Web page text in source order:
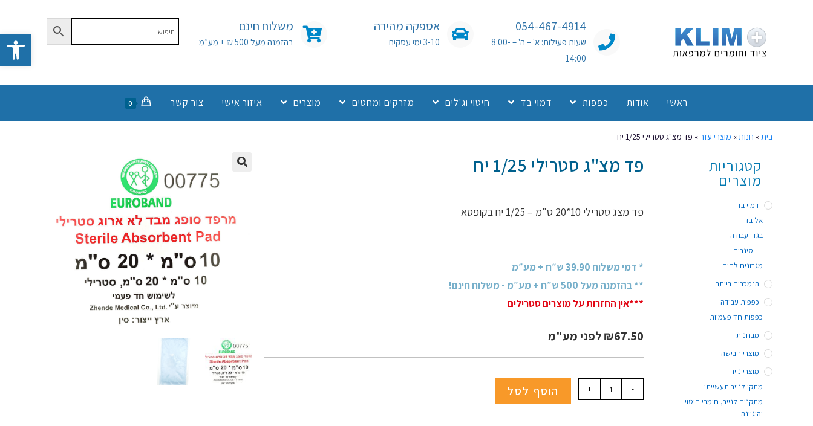
פתח סרגל נגישות
054-467-4914
שעות פעילות: א' – ה' – 8:00-
14:00
אספקה מהירה
3-10 ימי עסקים
משלוח חינם
בהזמנה מעל 500 ₪ + מע״מ
ראשי אודות כפפות דמוי בד חיטוי וג'לים מזרקים ומחטים מוצרים איזור אישי צור קשר 0
בית» חנות» מוצרי עזר » פד מצ"ג סטרילי 1/25 יח
פד מצ"ג סטרילי 1/25 יח
פד מצג סטרילי 10*20 ס"מ – 1/25 יח בקופסא
* דמי משלוח 39.90 ש״ח + מע״מ
** בהזמנה מעל 500 ש״ח + מע״מ - משלוח חינם!
***אין החזרות על מוצרים סטרילים
₪67.50 לפני מע"מ
-
+ הוסף לסל
קטגוריות
מוצרים
דמוי בד
אל בד
בגדי עבודה
סינרים
מגבונים לחים
הנמכרים ביותר
כפפות עבודה
כפפות חד פעמיות
מבחנות
מוצרי חבישה
מוצרי נייר
מתקן לנייר תעשייתי
מתקנים לנייר, חומרי חיטוי
והיגיינה